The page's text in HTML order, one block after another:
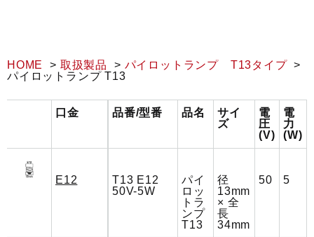
HOME 取扱製品
パイロットランプ T13タイプ
パイロットランプ T13
口金 品番/型番 品名
サイ
ズ
電
圧
(V)
電
力
(W)
E12
T13 E12
50V-5W
パイ
ロッ
トラ
ンプ
T13
径
13mm
× 全
長
34mm
50 5